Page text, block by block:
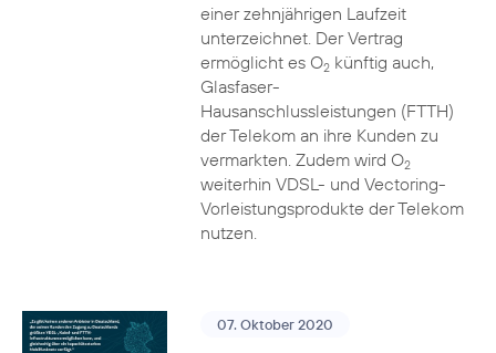
einer zehnjährigen Laufzeit
unterzeichnet. Der Vertrag
ermöglicht es O2künftig auch,
Glasfaser-
Hausanschlussleistungen (FTTH)
der Telekom an ihre Kunden zu
vermarkten. Zudem wird O2
weiterhin VDSL- und Vectoring-
Vorleistungsprodukte der Telekom
nutzen.
07. Oktober 2020